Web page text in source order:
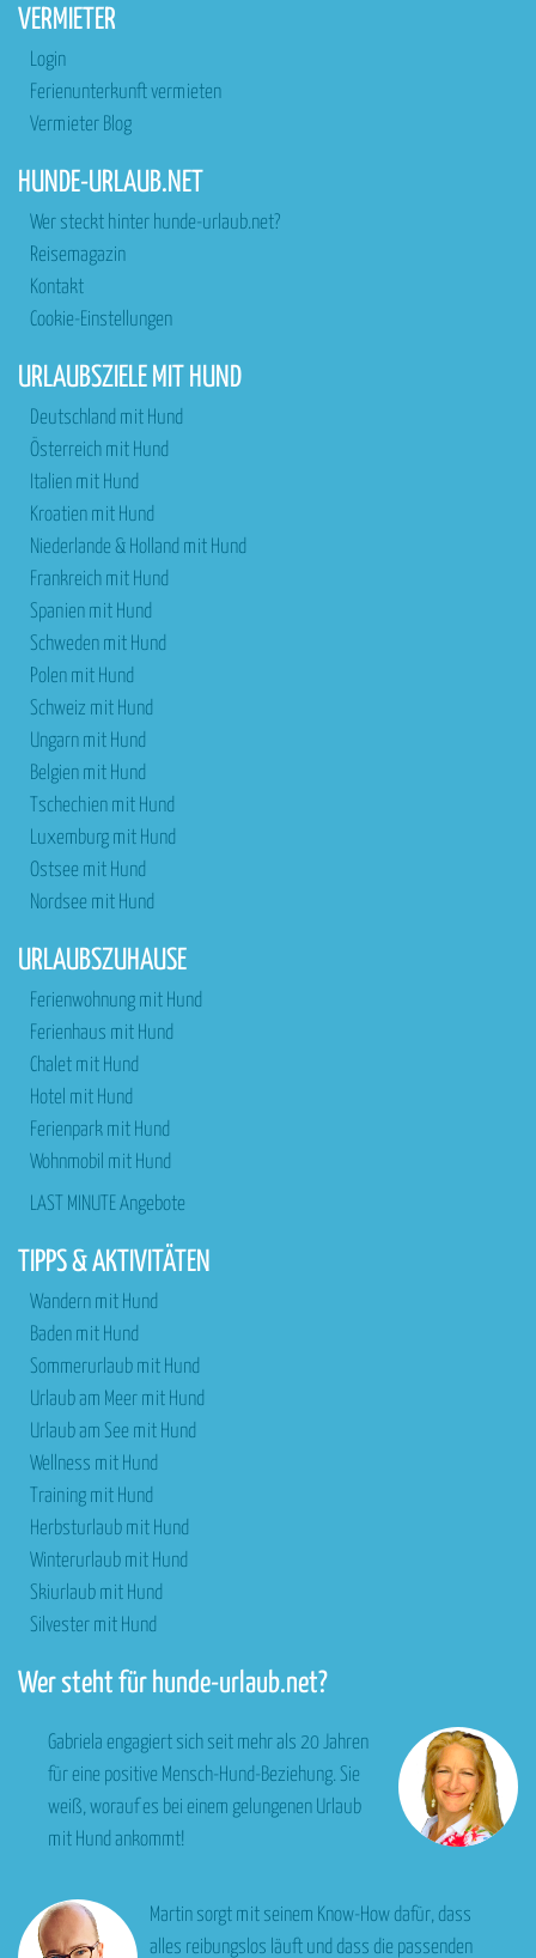
VERMIETER
Login
Ferienunterkunft vermieten
Vermieter Blog
HUNDE-URLAUB.NET
Wer steckt hinter hunde-urlaub.net?
Reisemagazin
Kontakt
Cookie-Einstellungen
URLAUBSZIELE MIT HUND
Deutschland mit Hund
Österreich mit Hund
Italien mit Hund
Kroatien mit Hund
Niederlande & Holland mit Hund
Frankreich mit Hund
Spanien mit Hund
Schweden mit Hund
Polen mit Hund
Schweiz mit Hund
Ungarn mit Hund
Belgien mit Hund
Tschechien mit Hund
Luxemburg mit Hund
Ostsee mit Hund
Nordsee mit Hund
URLAUBSZUHAUSE
Ferienwohnung mit Hund
Ferienhaus mit Hund
Chalet mit Hund
Hotel mit Hund
Ferienpark mit Hund
Wohnmobil mit Hund
LAST MINUTE Angebote
TIPPS & AKTIVITÄTEN
Wandern mit Hund
Baden mit Hund
Sommerurlaub mit Hund
Urlaub am Meer mit Hund
Urlaub am See mit Hund
Wellness mit Hund
Training mit Hund
Herbsturlaub mit Hund
Winterurlaub mit Hund
Skiurlaub mit Hund
Silvester mit Hund
Wer steht für hunde-urlaub.net?
Gabriela engagiert sich seit mehr als 20 Jahren
für eine positive Mensch-Hund-Beziehung. Sie
weiß, worauf es bei einem gelungenen Urlaub
mit Hund ankommt!
Martin sorgt mit seinem Know-How dafür, dass
alles reibungslos läuft und dass die passenden